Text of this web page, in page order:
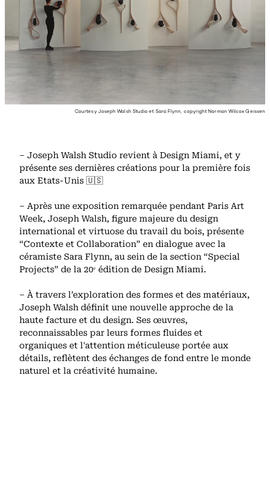
Courtesy Joseph Walsh Studio et Sara Flynn, copyright Norman Wilcox Geissen
– Joseph Walsh Studio revient à Design Miami, et y
présente ses dernières créations pour la première fois
aux Etats-Unis 🇺🇸
– Après une exposition remarquée pendant Paris Art
Week, Joseph Walsh, figure majeure du design
international et virtuose du travail du bois, présente
“Contexte et Collaboration” en dialogue avec la
céramiste Sara Flynn, au sein de la section “Special
Projects” de la 20ᵉ édition de Design Miami.
– À travers l’exploration des formes et des matériaux,
Joseph Walsh définit une nouvelle approche de la
haute facture et du design. Ses œuvres,
reconnaissables par leurs formes fluides et
organiques et l'attention méticuleuse portée aux
détails, reflètent des échanges de fond entre le monde
naturel et la créativité humaine.